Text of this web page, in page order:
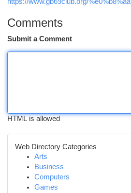
Comments
Submit a Comment
HTML is allowed
Web Directory Categories
Arts
Business
Computers
Games